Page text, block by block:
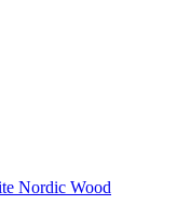
Nordic Wood